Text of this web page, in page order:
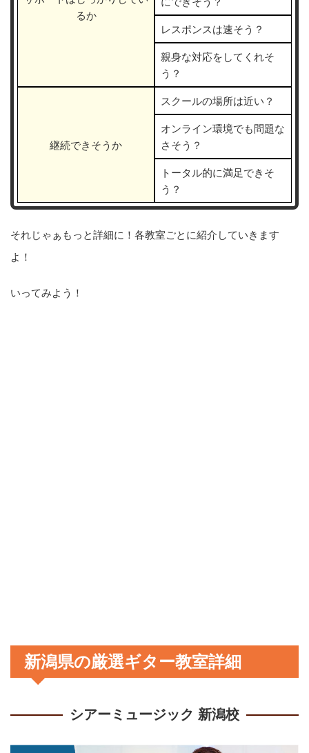
るか
レスポンスは速そう？
親身な対応をしてくれそ
う？
継続できそうか
スクールの場所は近い？
オンライン環境でも問題な
さそう？
トータル的に満足できそ
う？
それじゃぁもっと詳細に！各教室ごとに紹介していきます
よ！
いってみよう！
新潟県の厳選ギター教室詳細
シアーミュージック 新潟校